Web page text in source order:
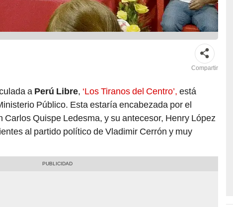
Compartir
a Perú Libre, ‘Los Tiranos del Centro’, está
Público. Esta estaría encabezada por el
Carlos Quispe Ledesma, y su antecesor, Henry López
al partido político de Vladimir Cerrón y muy